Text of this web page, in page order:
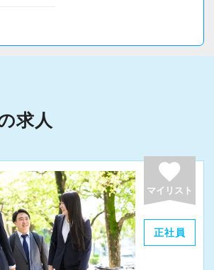
やりや感謝の気持ちを持ち、誠
合える方と一緒に働きたいと考
新しいことを学べる方
がら業務を進められる方
ち、前向きにチャレンジできる
ではDX化や業務改善などにも積
います。
求人
favorite
マイリスト
正社員